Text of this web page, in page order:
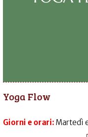
Yoga Flow
Giorni e orari: Martedì